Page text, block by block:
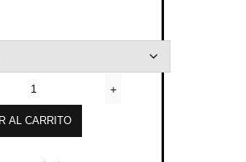
AL CARRITO